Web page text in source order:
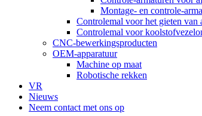
Montage- en controle-
Controlemal voor het gieten van
Controlemal voor
CNC-bewerkingsproducten
OEM-apparatuur
Machine op maat
Robotische rekken
VR
Nieuws
Neem contact met ons op